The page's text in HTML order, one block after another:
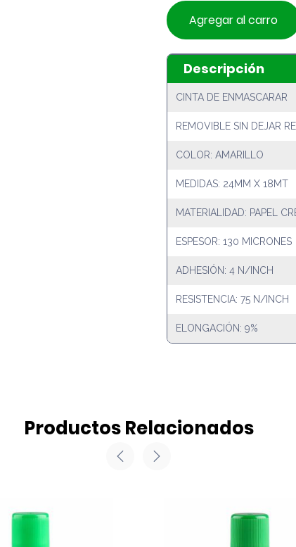
Agregar al carro
Descripción
CINTA DE ENMASCARAR
REMOVIBLE SIN DEJAR
COLOR: AMARILLO
MEDIDAS: 24MM X 18MT
MATERIALIDAD: PAPEL
ESPESOR: 130 MICRONES
ADHESIÓN: 4 N/INCH
RESISTENCIA: 75 N/INCH
ELONGACIÓN: 9%
Productos Relacionados